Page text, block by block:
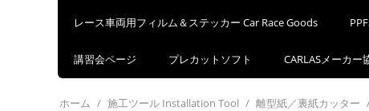
レース車両用フィルム＆ステッカー Car Race Goods
講習会ページ プレカットソフト CARLASメーカー
ホーム / 施工ツール Installation Tool / 離型紙／裏紙カッター